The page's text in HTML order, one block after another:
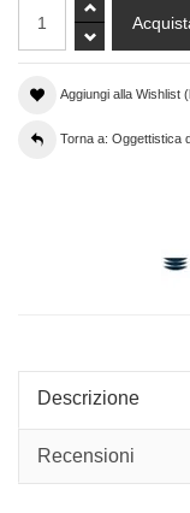
Aggiungi alla Wishlist
Torna a: Oggettistica
Descrizione
Recensioni